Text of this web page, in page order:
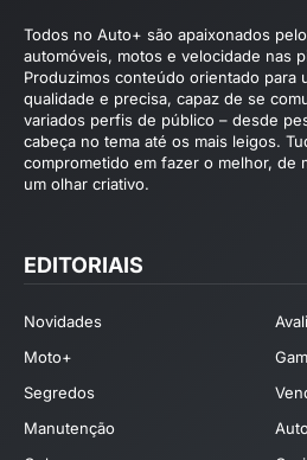
Todos no Auto+ são apaixonados
automóveis, motos e velocidade nas
Produzimos conteúdo orientado para
qualidade e precisa, capaz de se
variados perfis de público – desde
cabeça no tema até os mais leigos.
comprometido em fazer o melhor, de
um olhar criativo.
EDITORIAIS
Novidades
Moto+
Segredos
Manutenção